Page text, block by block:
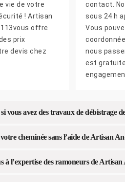
vie de votre
! Artisan
offre
prix
devis chez
contact.
sous 24 h
Vous
nous
est
vous avez des travaux de débistrage
cheminée sans l’aide de Artisan
à l’expertise des ramoneurs de